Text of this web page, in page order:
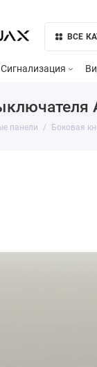
ВСЕ
Сигнализация
панели Боковая